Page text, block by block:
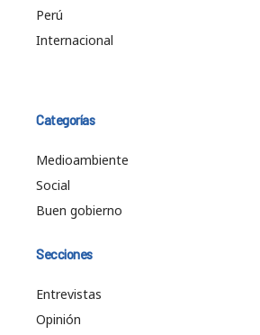
Perú
Internacional
Categorías
Medioambiente
Social
Buen gobierno
Secciones
Entrevistas
Opinión